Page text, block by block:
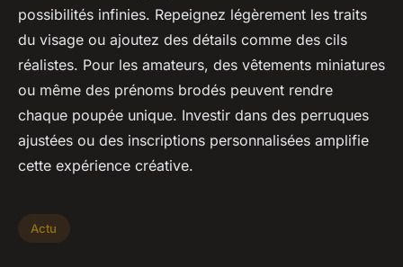
possibilités infinies. Repeignez légèrement les traits
du visage ou ajoutez des détails comme des cils
réalistes. Pour les amateurs, des vêtements miniatures
ou même des prénoms brodés peuvent rendre
chaque poupée unique. Investir dans des perruques
ajustées ou des inscriptions personnalisées amplifie
cette expérience créative.
Actu